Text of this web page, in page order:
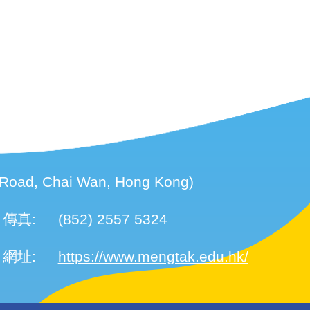
Chai Wan, Hong Kong)
傳真: (852) 2557 5324
網址: https://www.mengtak.edu.hk/